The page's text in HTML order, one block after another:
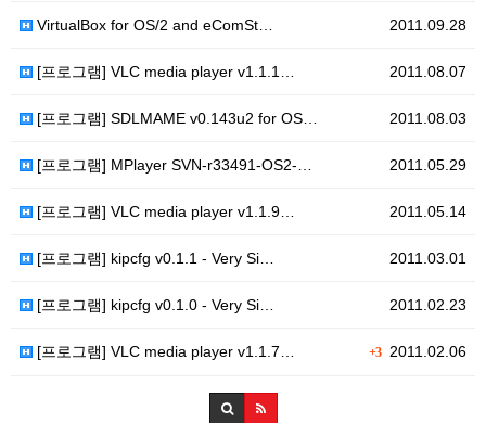
2011.09.28
VirtualBox for OS/2 and eComSt…
2011.08.07
[프로그램] VLC media player v1.1.1…
2011.08.03
[프로그램] SDLMAME v0.143u2 for OS…
2011.05.29
[프로그램] MPlayer SVN-r33491-OS2-…
2011.05.14
[프로그램] VLC media player v1.1.9…
2011.03.01
[프로그램] kipcfg v0.1.1 - Very Si…
2011.02.23
[프로그램] kipcfg v0.1.0 - Very Si…
+32011.02.06
[프로그램] VLC media player v1.1.7…